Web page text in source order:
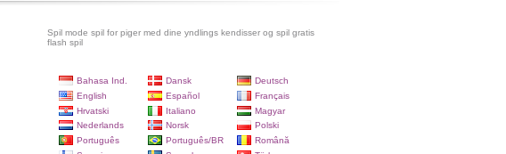
Spil mode spil for piger med dine yndlings kendisser og spil gratis
flash spil
Bahasa Ind. Dansk
Deutsch
English
Español
Français
Hrvatski
Italiano
Magyar
Nederlands
Norsk
Polski
Português
Português/BR
Română